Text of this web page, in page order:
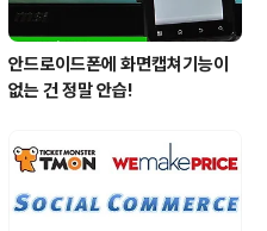
안드로이드폰에 화면캡쳐기능이
없는 건 정말 안습!